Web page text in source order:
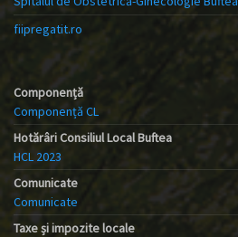
fiipregatit.ro
Componență
Componență CL
Hotărâri Consiliul Local Buftea
HCL 2023
Comunicate
Comunicate
Taxe și impozite locale